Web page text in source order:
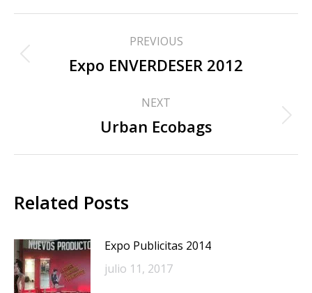
PREVIOUS
Expo ENVERDESER 2012
NEXT
Urban Ecobags
Related Posts
Expo Publicitas 2014
julio 11, 2017